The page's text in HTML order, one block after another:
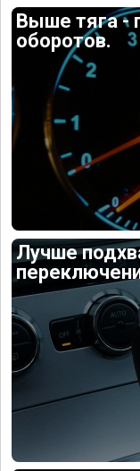
Выше тяга -
оборотов.
Лучше